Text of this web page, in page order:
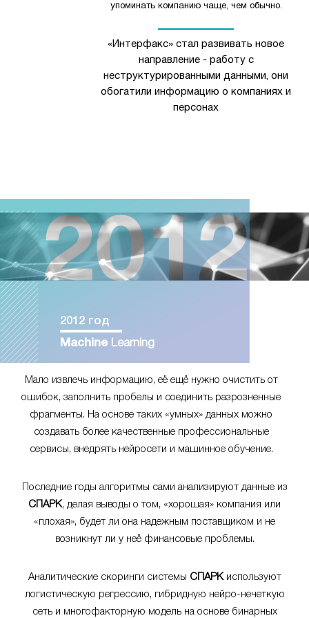
упоминать компанию чаще, чем обычно.
«Интерфакс» стал развивать новое
направление - работу с
неструктурированными данными, они
обогатили информацию о компаниях и
персонах
2012 год
Machine Learning
Мало извлечь информацию, её ещё нужно очистить от
ошибок, заполнить пробелы и соединить разрозненные
фрагменты. На основе таких «умных» данных можно
создавать более качественные профессиональные
сервисы, внедрять нейросети и машинное обучение.
Последние годы алгоритмы сами анализируют данные из
СПАРК, делая выводы о том, «хорошая» компания или
«плохая», будет ли она надежным поставщиком и не
возникнут ли у неё финансовые проблемы.
Аналитические скоринги системы СПАРКиспользуют
логистическую регрессию, гибридную нейро-нечеткую
сеть и многофакторную модель на основе бинарных